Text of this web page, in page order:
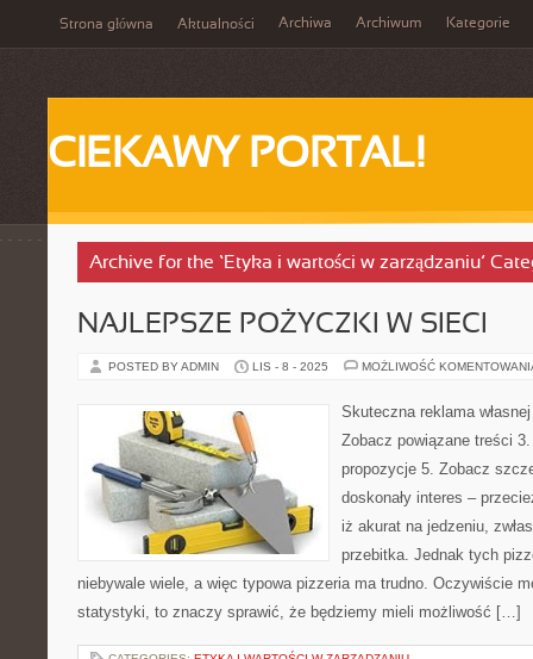
Strona główna Aktualności Archiwa Archiwum Kategorie
CIEKAWY PORTAL!
Archive for the ‘Etyka i wartości w zarządzaniu’
NAJLEPSZE POŻYCZKI W SIECI
POSTED BY ADMIN LIS - 8 - 2025 MOŻLIWOŚĆ
Skuteczna reklama
Zobacz powiązane treści
propozycje 5. Zobacz
doskonały interes –
iż akurat na jedzeniu,
przebitka. Jednak tych
niebywale wiele, a więc typowa pizzeria ma trudno. Oczywiście
statystyki, to znaczy sprawić, że będziemy mieli możliwość […]